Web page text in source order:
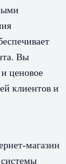
Вы
ценовое
клиентов и
магазин